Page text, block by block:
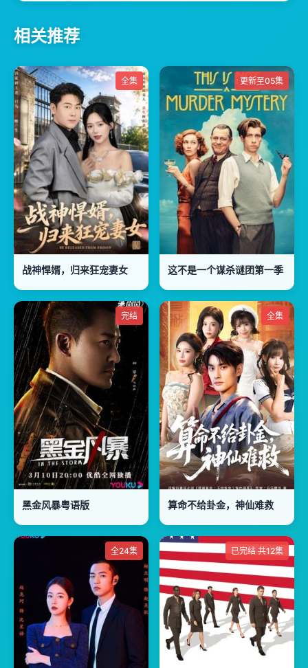
相关推荐
全集
战神悍婿，归来狂宠妻女
更新至05集
这不是一个谋杀谜团第一季
完结
黑金风暴粤语版
全集
算命不给卦金，神仙难救
全24集 已完结 共12集